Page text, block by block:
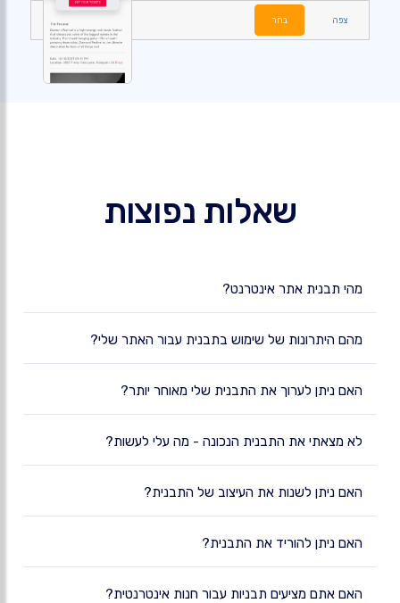
צפה בחר
שאלות נפוצות
מהי תבנית אתר אינטרנט?
מהם היתרונות של שימוש בתבנית עבור האתר שלי?
האם ניתן לערוך את התבנית שלי מאוחר יותר?
לא מצאתי את התבנית הנכונה - מה עלי לעשות?
האם ניתן לשנות את העיצוב של התבנית?
האם ניתן להוריד את התבנית?
האם אתם מציעים תבניות עבור חנות אינטרנטית?